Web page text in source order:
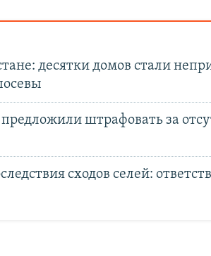
десятки домов стали
штрафовать за
сходов селей: